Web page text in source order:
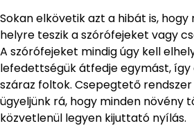
Sokan elkövetik azt a hibát is,
helyre teszik a szórófejeket vagy
A szórófejeket mindig úgy kell
lefedettségük átfedje egymást,
száraz foltok. Csepegtető
ügyeljünk rá, hogy minden növény
közvetlenül legyen kijuttató nyílás.